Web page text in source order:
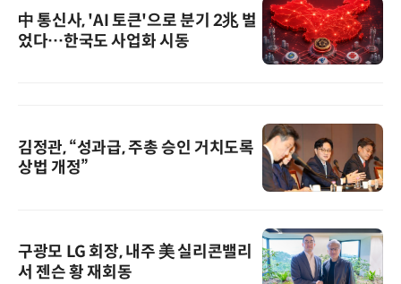
中 통신사, 'AI 토큰'으로 분기 2兆 벌
었다…한국도 사업화 시동
김정관, “성과급, 주총 승인 거치도록
상법 개정”
구광모 LG 회장, 내주 美 실리콘밸리
서 젠슨 황 재회동